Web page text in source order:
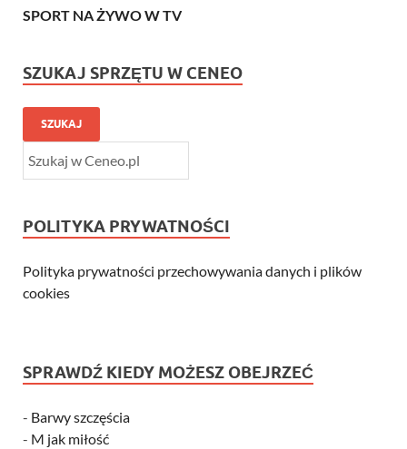
SPORT NA ŻYWO W TV
SZUKAJ SPRZĘTU W CENEO
SZUKAJ
POLITYKA PRYWATNOŚCI
Polityka prywatności przechowywania danych i plików
cookies
SPRAWDŹ KIEDY MOŻESZ OBEJRZEĆ
- Barwy szczęścia
- M jak miłość